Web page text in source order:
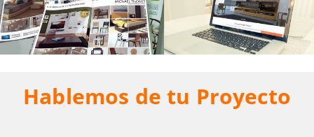
Hablemos de tu Proyecto